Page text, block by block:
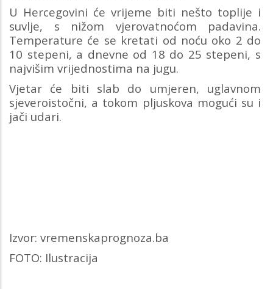
U Hercegovini će vrijeme biti nešto toplije i
suvlje, s nižom vjerovatnoćom padavina.
Temperature će se kretati od noću oko 2 do
10 stepeni, a dnevne od 18 do 25 stepeni, s
najvišim vrijednostima na jugu.
Vjetar će biti slab do umjeren, uglavnom
sjeveroistočni, a tokom pljuskova mogući su i
jači udari.
Izvor: vremenskaprognoza.ba
FOTO: Ilustracija